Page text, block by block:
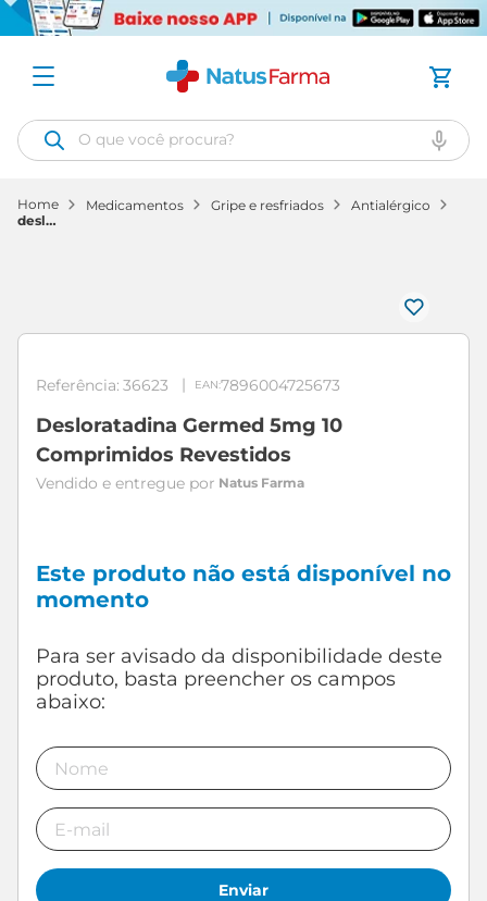
O que você procura?
medicamentos gripe e resfriados
antialérgico
desloratadina
Referência: 36623 7896004725673
Desloratadina Germed 5mg 10
Comprimidos Revestidos
Natus Farma
Este produto não está disponível no
momento
Enviar